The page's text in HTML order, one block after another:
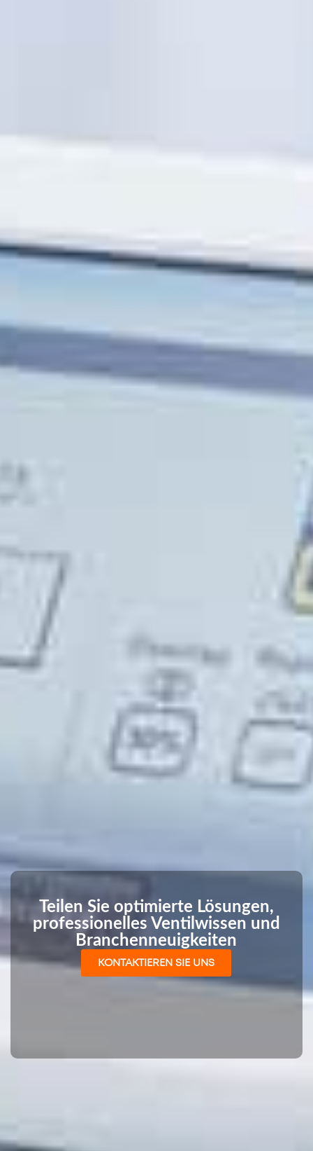
Teilen Sie optimierte Lösungen,
professionelles Ventilwissen und
Branchenneuigkeiten
KONTAKTIEREN SIE UNS